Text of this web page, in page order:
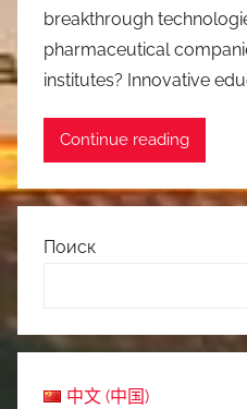
breakthrough
pharmaceutical
institutes? Innovative
Continue reading
Поиск
中文 (中国)